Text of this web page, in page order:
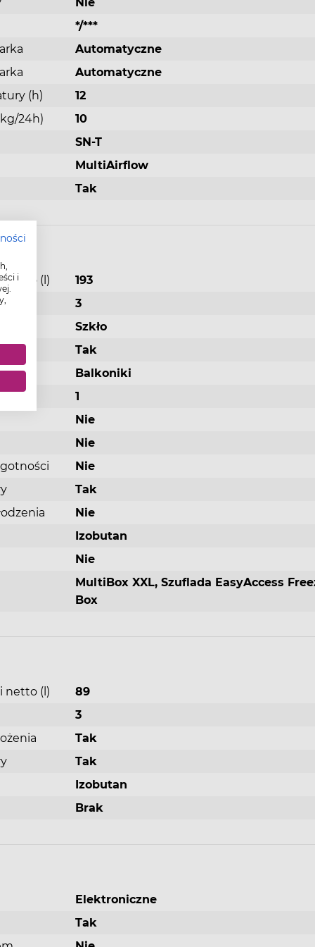
bez
chcesz zmieścić dodatkową główkę sałaty lub
arbuza przed następnym upalnym dniem.
do
System MultiAirflow: równomierne
rozprowadzanie powietrza to świeżość na
Nierównomierne chłodzenie może mieć znaczny
temperatury i skraca czas chłodzenia — dzięki
Twoja żywność zachowa świeżość na dłużej. Ciesz
świeżością przez cały czas.
*/***
Automatyczne
Automatyczne
(h)
12
24h)
10
SN-T
MultiAirflow
Tak
netto (l)
193
3
Szkło
Tak
Balkoniki
1
Nie
Nie
Nie
Tak
Nie
Izobutan
Nie
MultiBox XXL, Szuflada EasyAccess
Box
netto (l)
89
3
Tak
Tak
Izobutan
Brak
Elektroniczne
Tak
i